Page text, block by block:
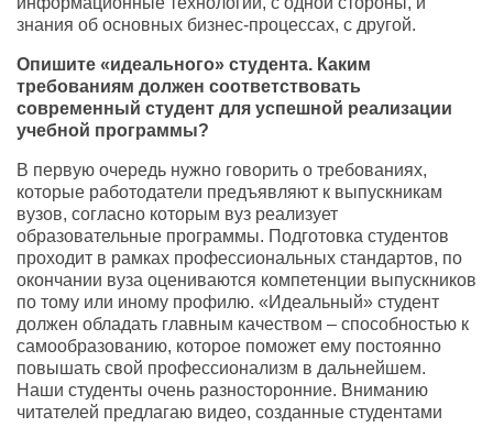
знания об основных бизнес-процессах, с другой.
Опишите «идеального» студента. Каким
требованиям должен соответствовать
современный студент для успешной реализации
учебной программы?
В первую очередь нужно говорить о требованиях,
которые работодатели предъявляют к выпускникам
вузов, согласно которым вуз реализует
образовательные программы. Подготовка студентов
проходит в рамках профессиональных стандартов, по
окончании вуза оцениваются компетенции выпускников
по тому или иному профилю. «Идеальный» студент
должен обладать главным качеством – способностью к
самообразованию, которое поможет ему постоянно
повышать свой профессионализм в дальнейшем.
Наши студенты очень разносторонние. Вниманию
читателей предлагаю видео, созданные студентами